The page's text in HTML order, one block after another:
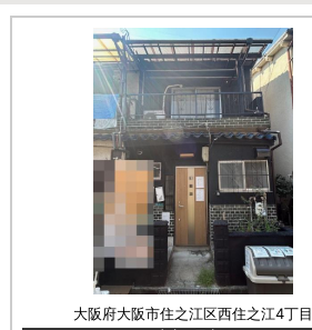
大阪府大阪市住之江区西住之江4丁目